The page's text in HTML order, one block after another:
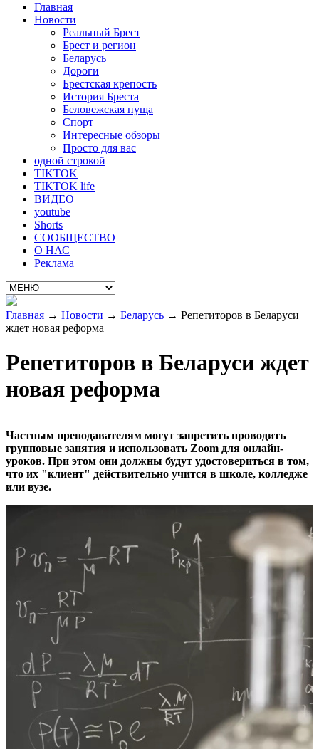
Главная
Новости
Реальный Брест
Брест и регион
Беларусь
Дороги
Брестская крепость
История Бреста
Беловежская пуща
Спорт
Интересные обзоры
Просто для вас
одной строкой
TIKTOK
TIKTOK life
ВИДЕО
youtube
Shorts
СООБЩЕСТВО
О НАС
Реклама
Главная → Новости → Беларусь → Репетиторов в Беларуси
ждет новая реформа
Репетиторов в Беларуси ждет
новая реформа
Частным преподавателям могут запретить проводить
групповые занятия и использовать Zoom для онлайн-
уроков. При этом они должны будут удостовериться в том,
что их "клиент" действительно учится в школе, колледже
или вузе.